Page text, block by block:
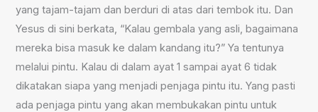
yang tajam-tajam dan berduri di atas dari tembok itu. Dan
Yesus di sini berkata, “Kalau gembala yang asli, bagaimana
mereka bisa masuk ke dalam kandang itu?” Ya tentunya
melalui pintu. Kalau di dalam ayat 1 sampai ayat 6 tidak
dikatakan siapa yang menjadi penjaga pintu itu. Yang pasti
ada penjaga pintu yang akan membukakan pintu untuk